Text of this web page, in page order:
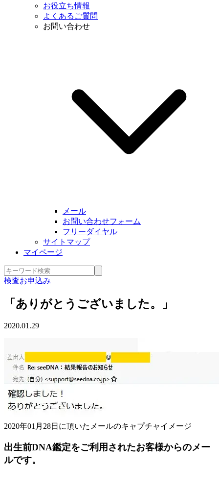
お役立ち情報
よくあるご質問
お問い合わせ
メール
お問い合わせフォーム
フリーダイヤル
サイトマップ
マイページ
検査お申込み
「ありがとうございました。」
2020.01.29
2020年01月28日に頂いたメールのキャプチャイメージ
出生前DNA鑑定をご利用されたお客様からのメー
ルです。